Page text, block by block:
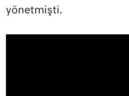
yönetmişti.